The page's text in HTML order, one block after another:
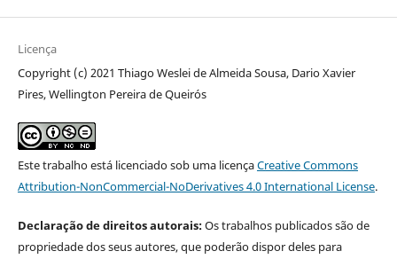
Licença
Copyright (c) 2021 Thiago Weslei de Almeida Sousa, Dario Xavier
Pires, Wellington Pereira de Queirós
Este trabalho está licenciado sob uma licençaCreative Commons
Attribution-NonCommercial-NoDerivatives 4.0 International License.
Declaração de direitos autorais:Os trabalhos publicados são de
propriedade dos seus autores, que poderão dispor deles para